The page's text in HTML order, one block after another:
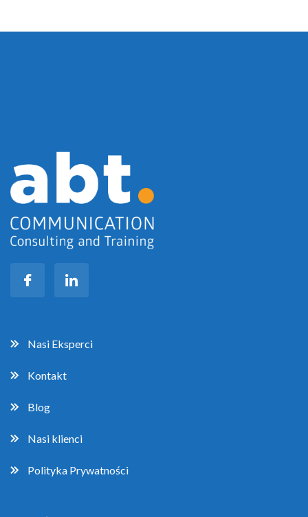
Nasi Eksperci
Kontakt
Blog
Nasi klienci
Polityka Prywatności